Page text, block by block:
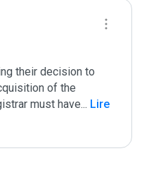
their decision to
of the
must have... Lire